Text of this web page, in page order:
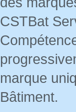
CSTBat
marque
Bâtiment.